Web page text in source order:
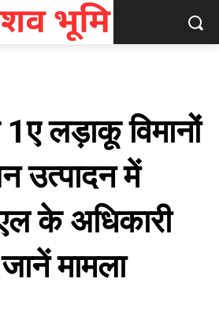
लड़ाकू विमानों
उत्‍पादन में
के अधिकारी
मामला